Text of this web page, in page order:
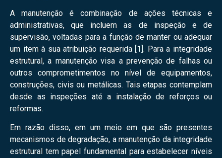
A manutenção é combinação de ações técnicas e
administrativas, que incluem as de inspeção e de
supervisão, voltadas para a função de manter ou adequar
um item à sua atribuição requerida [1]. Para a integridade
estrutural, a manutenção visa a prevenção de falhas ou
outros comprometimentos no nível de equipamentos,
construções, civis ou metálicas. Tais etapas contemplam
desde as inspeções até a instalação de reforços ou
reformas.
Em razão disso, em um meio em que são presentes
mecanismos de degradação, a manutenção da integridade
estrutural tem papel fundamental para estabelecer níveis